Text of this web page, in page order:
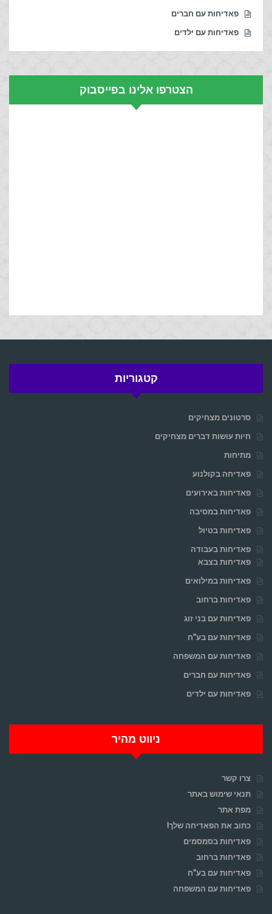
פאדיחות עם חברים
פאדיחות עם ילדים
הצטרפו אלינו בפייסבוק
קטגוריות
סרטונים מצחיקים
חיות עושות דברים מצחיקים
מתיחות
פאדיחה בקולנוע
פאדיחות באירועים
פאדיחות במסיבה
פאדיחות בטיול
פאדיחות בעבודה
פאדיחות בצבא
פאדיחות במילואים
פאדיחות ברחוב
פאדיחות עם בני זוג
פאדיחות עם בע"ח
פאדיחות עם המשפחה
פאדיחות עם חברים
פאדיחות עם ילדים
ניווט מהיר
צרו קשר
תנאי שימוש באתר
מפת אתר
כתוב את הפאדיחה שלך!
פאדיחות בסמסמים
פאדיחות ברחוב
פאדיחות עם בע"ח
פאדיחות עם המשפחה